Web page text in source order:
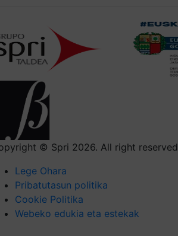
© Spri 2026. All right reserved
Lege Ohara
Pribatutasun politika
Cookie Politika
Webeko edukia eta estekak